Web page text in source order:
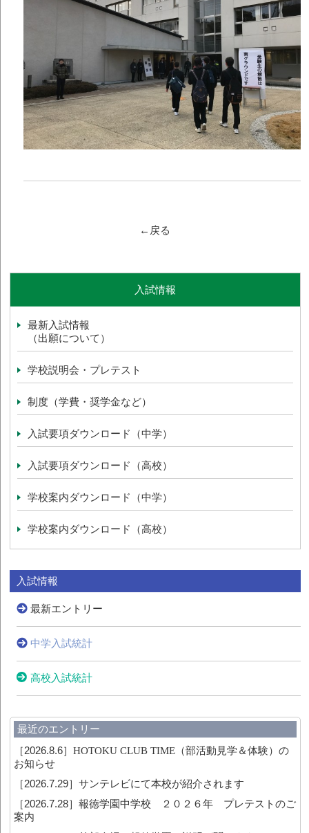
←戻る
入試情報
最新入試情報
（出願について）
学校説明会・プレテスト
制度（学費・奨学金など）
入試要項ダウンロード（中学）
入試要項ダウンロード（高校）
学校案内ダウンロード（中学）
学校案内ダウンロード（高校）
入試情報
最新エントリー
中学入試統計
高校入試統計
最近のエントリー
［2026.8.6］HOTOKU CLUB TIME（部活動見学＆体験）の
お知らせ
［2026.7.29］サンテレビにて本校が紹介されます
［2026.7.28］報徳学園中学校 ２０２６年 プレテストのご
案内